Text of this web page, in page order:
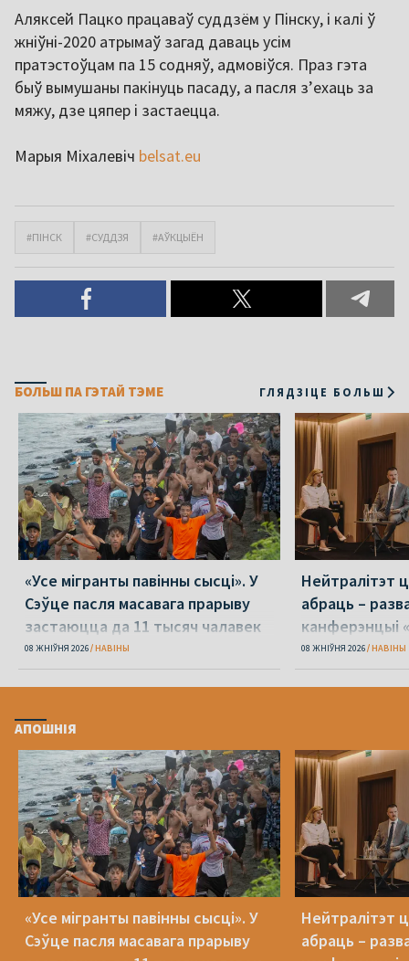
Аляксей Пацко працаваў суддзём у Пінску, і калі ў
жніўні-2020 атрымаў загад даваць усім
пратэстоўцам па 15 содняў, адмовіўся. Праз гэта
быў вымушаны пакінуць пасаду, а пасля з’ехаць за
мяжу, дзе цяпер і застаецца.
Марыя Міхалевіч belsat.eu
#ПІНСК #СУДДЗЯ #АЎКЦЫЁН
БОЛЬШ ПА ГЭТАЙ ТЭМЕ ГЛЯДЗІЦЕ БОЛЬШ
«Усе мігранты павінны сысці». У
Сэўце пасля масавага прарыву
застаюцца да 11 тысяч чалавек
08 ЖНІЎНЯ 2026 НАВІНЫ
Нейтралітэт
абраць –
канферэнцыі
08 ЖНІЎНЯ 2026 НАВІНЫ
АПОШНІЯ
«Усе мігранты павінны сысці». У
Сэўце пасля масавага прарыву
Нейтралітэт
абраць –